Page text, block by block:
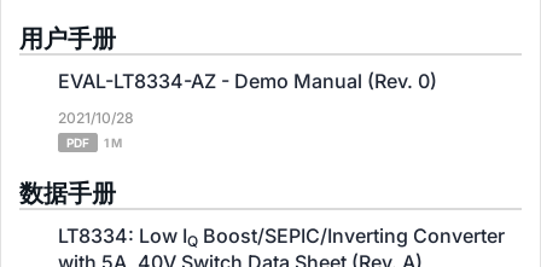
用户手册
EVAL-LT8334-AZ - Demo Manual (Rev. 0)
2021/10/28
PDF 1 M
数据手册
LT8334: Low IQ Boost/SEPIC/Inverting Converter
with 5A, 40V Switch Data Sheet (Rev. A)